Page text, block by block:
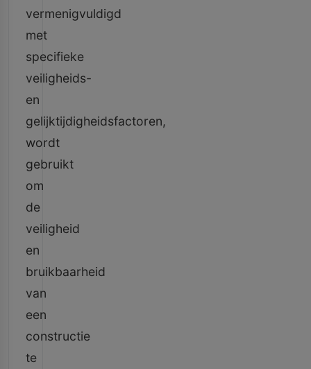
vermenigvuldigd
met
specifieke
veiligheids-
en
gelijktijdigheidsfactoren,
wordt
gebruikt
om
de
veiligheid
en
bruikbaarheid
van
een
constructie
te